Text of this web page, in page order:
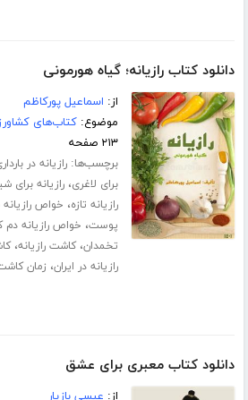
دانلود کتاب رازیانه؛ گیاه هورمونی
از: اسماعیل پورکاظم
موضوع:کتاب‌های
۲۱۳ صفحه
برچسب‌ها:رازیانه در
برای لاغری،رازیانه برای
رازیانه تازه، خواص رازیانه
پوست، خواص رازیانه دم
تخمدان،کاشت رازیانه،
رازیانه در ایران، زمان
دانلود کتاب معبری برای عشق
از: عیسی بازیار